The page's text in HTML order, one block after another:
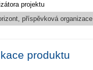
projektu
příspěvková organizace
produktu